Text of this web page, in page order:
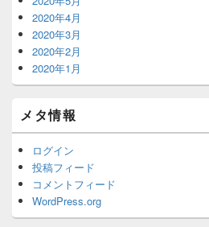
2020年4月
2020年3月
2020年2月
2020年1月
メタ情報
ログイン
投稿フィード
コメントフィード
WordPress.org